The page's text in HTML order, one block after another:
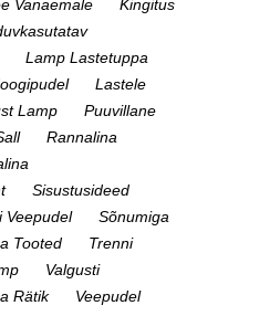
Vanaemale
Kingitus
Lamp Lastetuppa
Lastele
Lamp
Puuvillane
Rannalina
Sisustusideed
Veepudel
Sõnumiga
Tooted
Trenni
Valgusti
Rätik
Veepudel